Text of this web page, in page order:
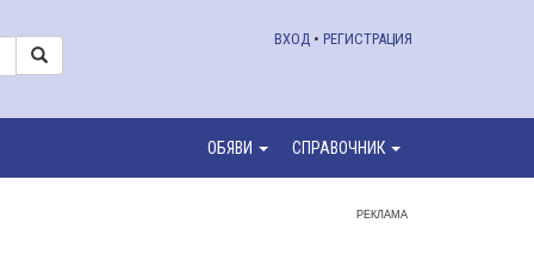
ВХОД • РЕГИСТРАЦИЯ
ОБЯВИ СПРАВОЧНИК
РЕКЛАМА